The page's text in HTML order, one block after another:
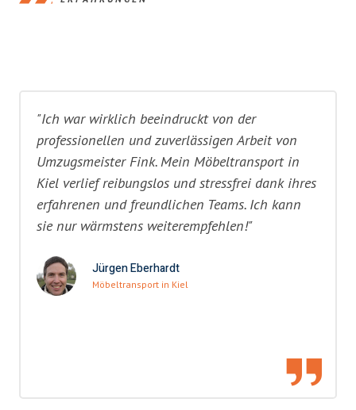
"Ich war wirklich beeindruckt von der
professionellen und zuverlässigen Arbeit von
Umzugsmeister Fink. Mein Möbeltransport in
Kiel verlief reibungslos und stressfrei dank ihres
erfahrenen und freundlichen Teams. Ich kann
sie nur wärmstens weiterempfehlen!"
Jürgen Eberhardt
Möbeltransport in Kiel